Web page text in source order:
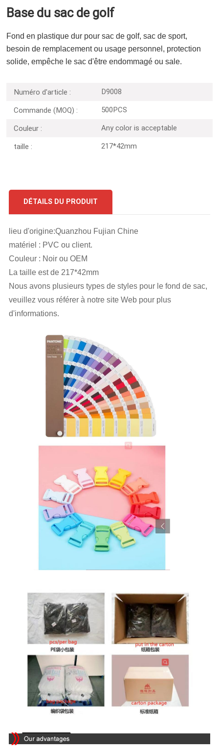
Base du sac de golf
Fond en plastique dur pour sac de golf, sac de sport,
besoin de remplacement ou usage personnel, protection
solide, empêche le sac d'être endommagé ou sale.
Numéro d'article : D9008
Commande (MOQ) : 500PCS
Couleur : Any color is acceptable
taille : 217*42mm
DÉTAILS DU PRODUIT
lieu d'origine:Quanzhou Fujian Chine
matériel : PVC ou client.
Couleur : Noir ou OEM
La taille est de 217*42mm
Nous avons plusieurs types de styles pour le fond de sac,
veuillez vous référer à notre site Web pour plus
d'informations.